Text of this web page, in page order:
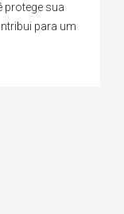
protege sua
para um